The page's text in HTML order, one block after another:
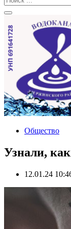
Общество
Узнали,
12.01.24